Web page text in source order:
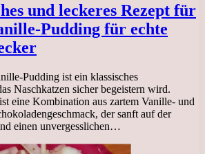
und leckeres Rezept für
Pudding für echte
Pudding ist ein klassisches
Naschkatzen sicher begeistern wird.
eine Kombination aus zartem Vanille- und
der sanft auf der
einen unvergesslichen…